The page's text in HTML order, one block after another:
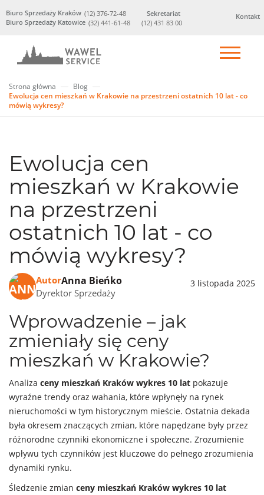
Kontakt
Biuro Sprzedaży Kraków (12) 376-72-48
Biuro Sprzedaży Katowice (32) 441-61-48
Sekretariat
(12) 431 83 00
Strona główna
Blog
Ewolucja cen mieszkań w Krakowie na przestrzeni ostatnich 10 lat - co
mówią wykresy?
Ewolucja cen
mieszkań w Krakowie
na przestrzeni
ostatnich 10 lat - co
mówią wykresy?
AutorAnna Bieńko
Dyrektor Sprzedaży
3 listopada 2025
Wprowadzenie – jak
zmieniały się ceny
mieszkań w Krakowie?
Analiza ceny mieszkań Kraków wykres 10 lat pokazuje
wyraźne trendy oraz wahania, które wpłynęły na rynek
nieruchomości w tym historycznym mieście. Ostatnia dekada
była okresem znaczących zmian, które napędzane były przez
różnorodne czynniki ekonomiczne i społeczne. Zrozumienie
wpływu tych czynników jest kluczowe do pełnego zrozumienia
dynamiki rynku.
Śledzenie zmian ceny mieszkań Kraków wykres 10 lat